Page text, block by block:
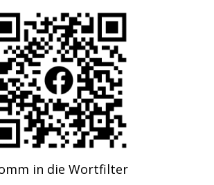
in die Wortfilter